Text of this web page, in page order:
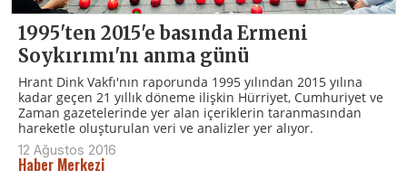
1995'ten 2015'e basında Ermeni
Soykırımı'nı anma günü
Hrant Dink Vakfı'nın raporunda 1995 yılından 2015 yılına
kadar geçen 21 yıllık döneme ilişkin Hürriyet, Cumhuriyet ve
Zaman gazetelerinde yer alan içeriklerin taranmasından
hareketle oluşturulan veri ve analizler yer alıyor.
12 Ağustos 2016
Haber Merkezi